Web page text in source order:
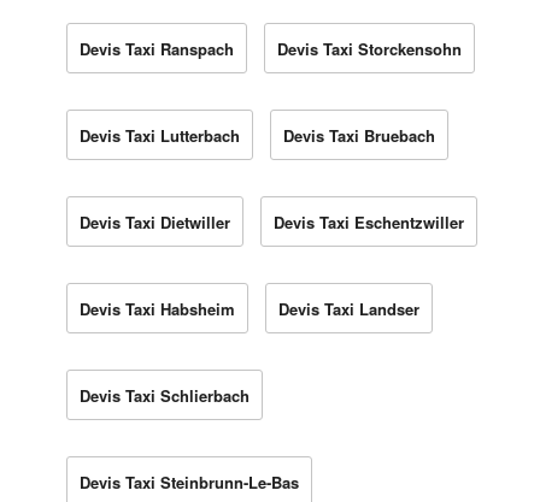
Devis Taxi Ranspach Devis Taxi Storckensohn
Devis Taxi Lutterbach Devis Taxi Bruebach
Devis Taxi Dietwiller Devis Taxi Eschentzwiller
Devis Taxi Habsheim Devis Taxi Landser
Devis Taxi Schlierbach
Devis Taxi Steinbrunn-Le-Bas